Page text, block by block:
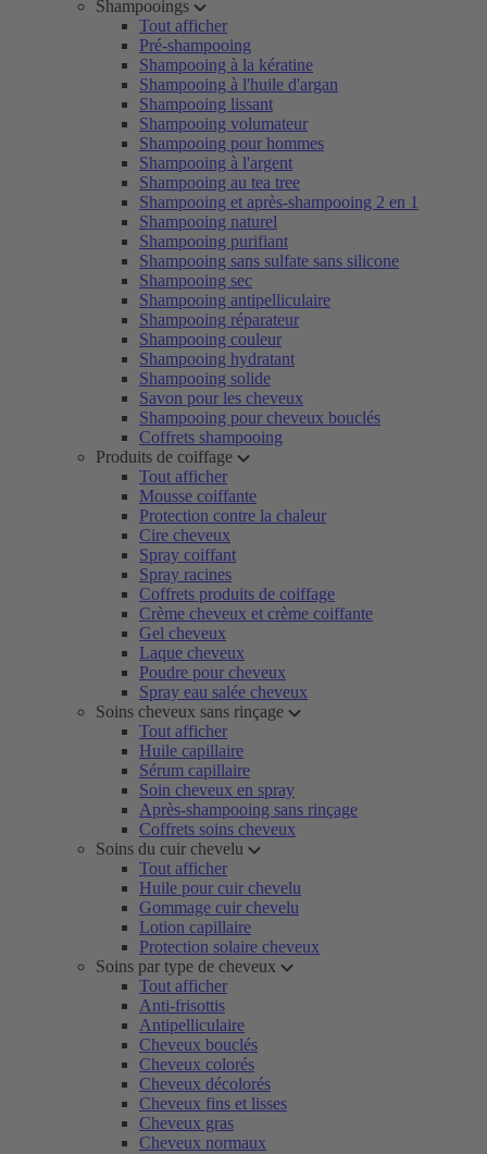
Shampooings
Tout afficher
Pré-shampooing
Shampooing à la kératine
Shampooing à l'huile d'argan
Shampooing lissant
Shampooing volumateur
Shampooing pour hommes
Shampooing à l'argent
Shampooing au tea tree
Shampooing et après-shampooing 2 en 1
Shampooing naturel
Shampooing purifiant
Shampooing sans sulfate sans silicone
Shampooing sec
Shampooing antipelliculaire
Shampooing réparateur
Shampooing couleur
Shampooing hydratant
Shampooing solide
Savon pour les cheveux
Shampooing pour cheveux bouclés
Coffrets shampooing
Produits de coiffage
Tout afficher
Mousse coiffante
Protection contre la chaleur
Cire cheveux
Spray coiffant
Spray racines
Coffrets produits de coiffage
Crème cheveux et crème coiffante
Gel cheveux
Laque cheveux
Poudre pour cheveux
Spray eau salée cheveux
Soins cheveux sans rinçage
Tout afficher
Huile capillaire
Sérum capillaire
Soin cheveux en spray
Après-shampooing sans rinçage
Coffrets soins cheveux
Soins du cuir chevelu
Tout afficher
Huile pour cuir chevelu
Gommage cuir chevelu
Lotion capillaire
Protection solaire cheveux
Soins par type de cheveux
Tout afficher
Anti-frisottis
Antipelliculaire
Cheveux bouclés
Cheveux colorés
Cheveux décolorés
Cheveux fins et lisses
Cheveux gras
Cheveux normaux